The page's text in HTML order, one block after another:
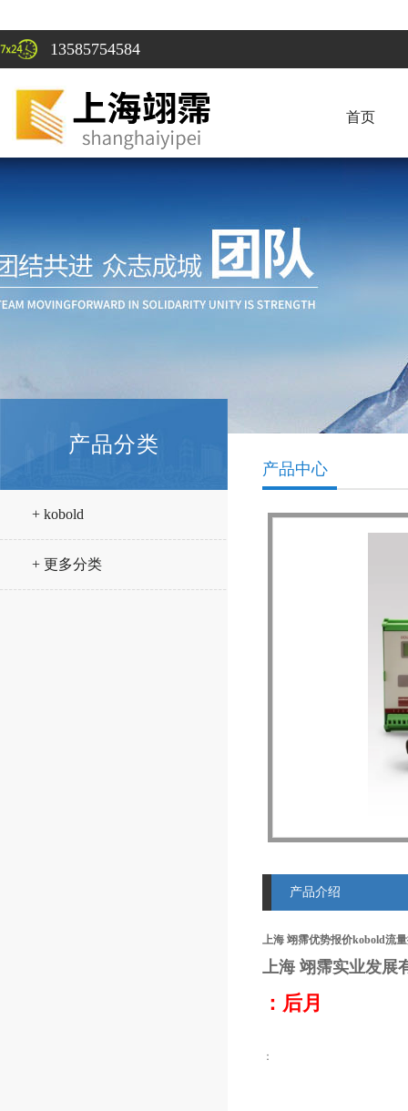
13585754584
首页
产品分类
+ kobold
+ 更多分类
产品中心
产品介绍
上海 翊霈优势报价kobold流
上海 翊霈实业发展
：后月
：